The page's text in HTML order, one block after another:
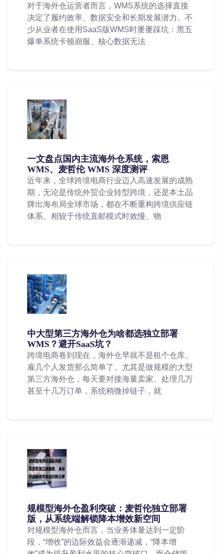
对于海外仓运营者而言，WMS系统的选择直接
决定了履约效率、数据安全和长期发展潜力。不
少从业者在使用SaaS版WMS时屡屡踩坑：黑五
爆单系统卡顿崩服、核心数据无法
一文盘点国内主流海外仓系统，索恩
WMS、麦哲伦 WMS 深度测评
近年来，全球跨境电商行业迈入高速发展的成熟
期，无论是传统外贸企业转型跨境，还是本土品
牌出海布局全球市场，都在不断重构跨境供应链
体系。相较于传统直邮模式时效慢、物
中大型第三方海外仓为啥都选独立部署
WMS？避开SaaS坑？
跨境电商卷到现在，海外仓早就不是租个仓库、
雇几个人发货那么简单了。尤其是做规模的大型
第三方海外仓，每天要对接海量卖家、处理几万
甚至十几万订单，系统稍微掉链子，就
规模型海外仓盈利突破：麦哲伦独立部署
版，从系统端解锁降本增效新空间
对规模型海外仓而言，当业务体量达到一定阶
段，“增收”的边际效益会逐渐递减，“降本增